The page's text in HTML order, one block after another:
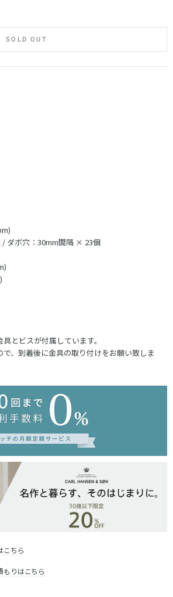
SOLD OUT
/ ダボ穴：30mm間隔 × 23個
とビスが付属しています。
、到着後に金具の取り付けをお願い致しま
こちら
もりはこちら